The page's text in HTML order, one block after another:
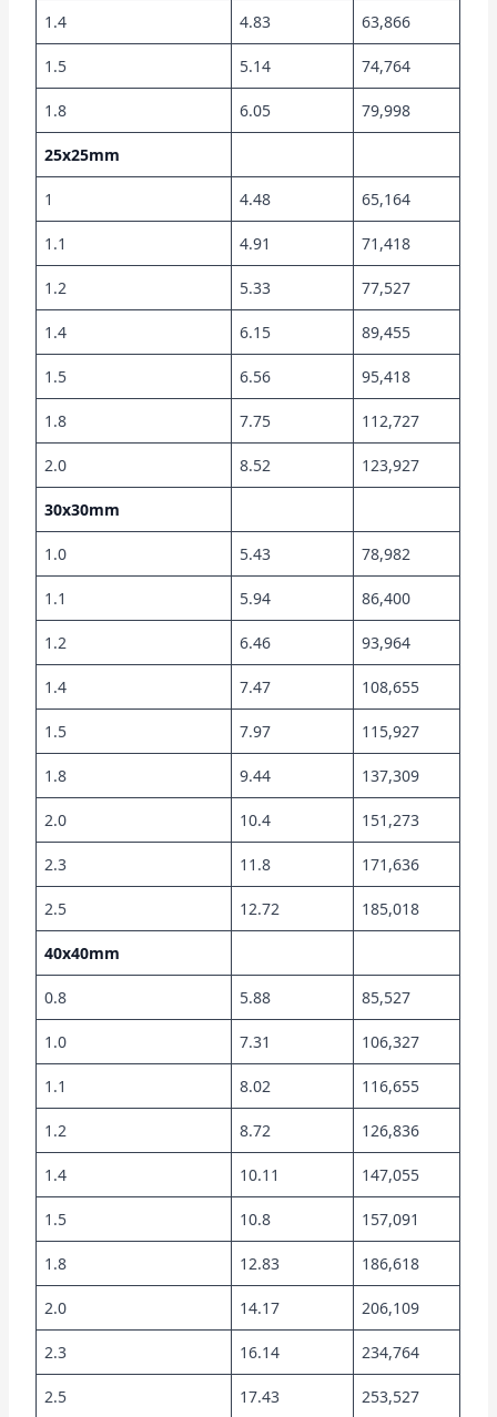
1.4 4.83 63,866
1.5 5.14 74,764
1.8 6.05 79,998
25x25mm
1 4.48 65,164
1.1 4.91 71,418
1.2 5.33 77,527
1.4 6.15 89,455
1.5 6.56 95,418
1.8 7.75 112,727
2.0 8.52 123,927
30x30mm
1.0 5.43 78,982
1.1 5.94 86,400
1.2 6.46 93,964
1.4 7.47 108,655
1.5 7.97 115,927
1.8 9.44 137,309
2.0 10.4 151,273
2.3 11.8 171,636
2.5 12.72 185,018
40x40mm
0.8 5.88 85,527
1.0 7.31 106,327
1.1 8.02 116,655
1.2 8.72 126,836
1.4 10.11 147,055
1.5 10.8 157,091
1.8 12.83 186,618
2.0 14.17 206,109
2.3 16.14 234,764
2.5 17.43 253,527